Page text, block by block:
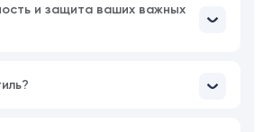
и защита ваших важных